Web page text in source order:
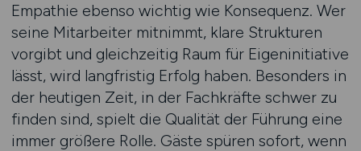
Empathie ebenso wichtig wie Konsequenz. Wer
seine Mitarbeiter mitnimmt, klare Strukturen
vorgibt und gleichzeitig Raum für Eigeninitiative
lässt, wird langfristig Erfolg haben. Besonders in
der heutigen Zeit, in der Fachkräfte schwer zu
finden sind, spielt die Qualität der Führung eine
immer größere Rolle. Gäste spüren sofort, wenn